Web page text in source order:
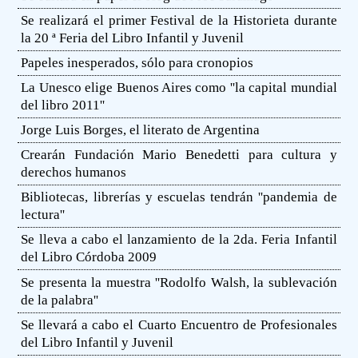
Se realizará el primer Festival de la Historieta durante
la 20 ª Feria del Libro Infantil y Juvenil
Papeles inesperados, sólo para cronopios
La Unesco elige Buenos Aires como ''la capital mundial
del libro 2011''
Jorge Luis Borges, el literato de Argentina
Crearán Fundación Mario Benedetti para cultura y
derechos humanos
Bibliotecas, librerías y escuelas tendrán ''pandemia de
lectura''
Se lleva a cabo el lanzamiento de la 2da. Feria Infantil
del Libro Córdoba 2009
Se presenta la muestra ''Rodolfo Walsh, la sublevación
de la palabra''
Se llevará a cabo el Cuarto Encuentro de Profesionales
del Libro Infantil y Juvenil